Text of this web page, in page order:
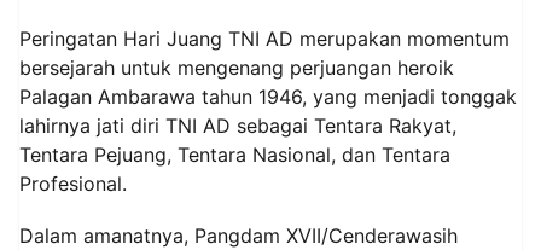
Peringatan Hari Juang TNI AD merupakan momentum
bersejarah untuk mengenang perjuangan heroik
Palagan Ambarawa tahun 1946, yang menjadi tonggak
lahirnya jati diri TNI AD sebagai Tentara Rakyat,
Tentara Pejuang, Tentara Nasional, dan Tentara
Profesional.
Dalam amanatnya, Pangdam XVII/Cenderawasih